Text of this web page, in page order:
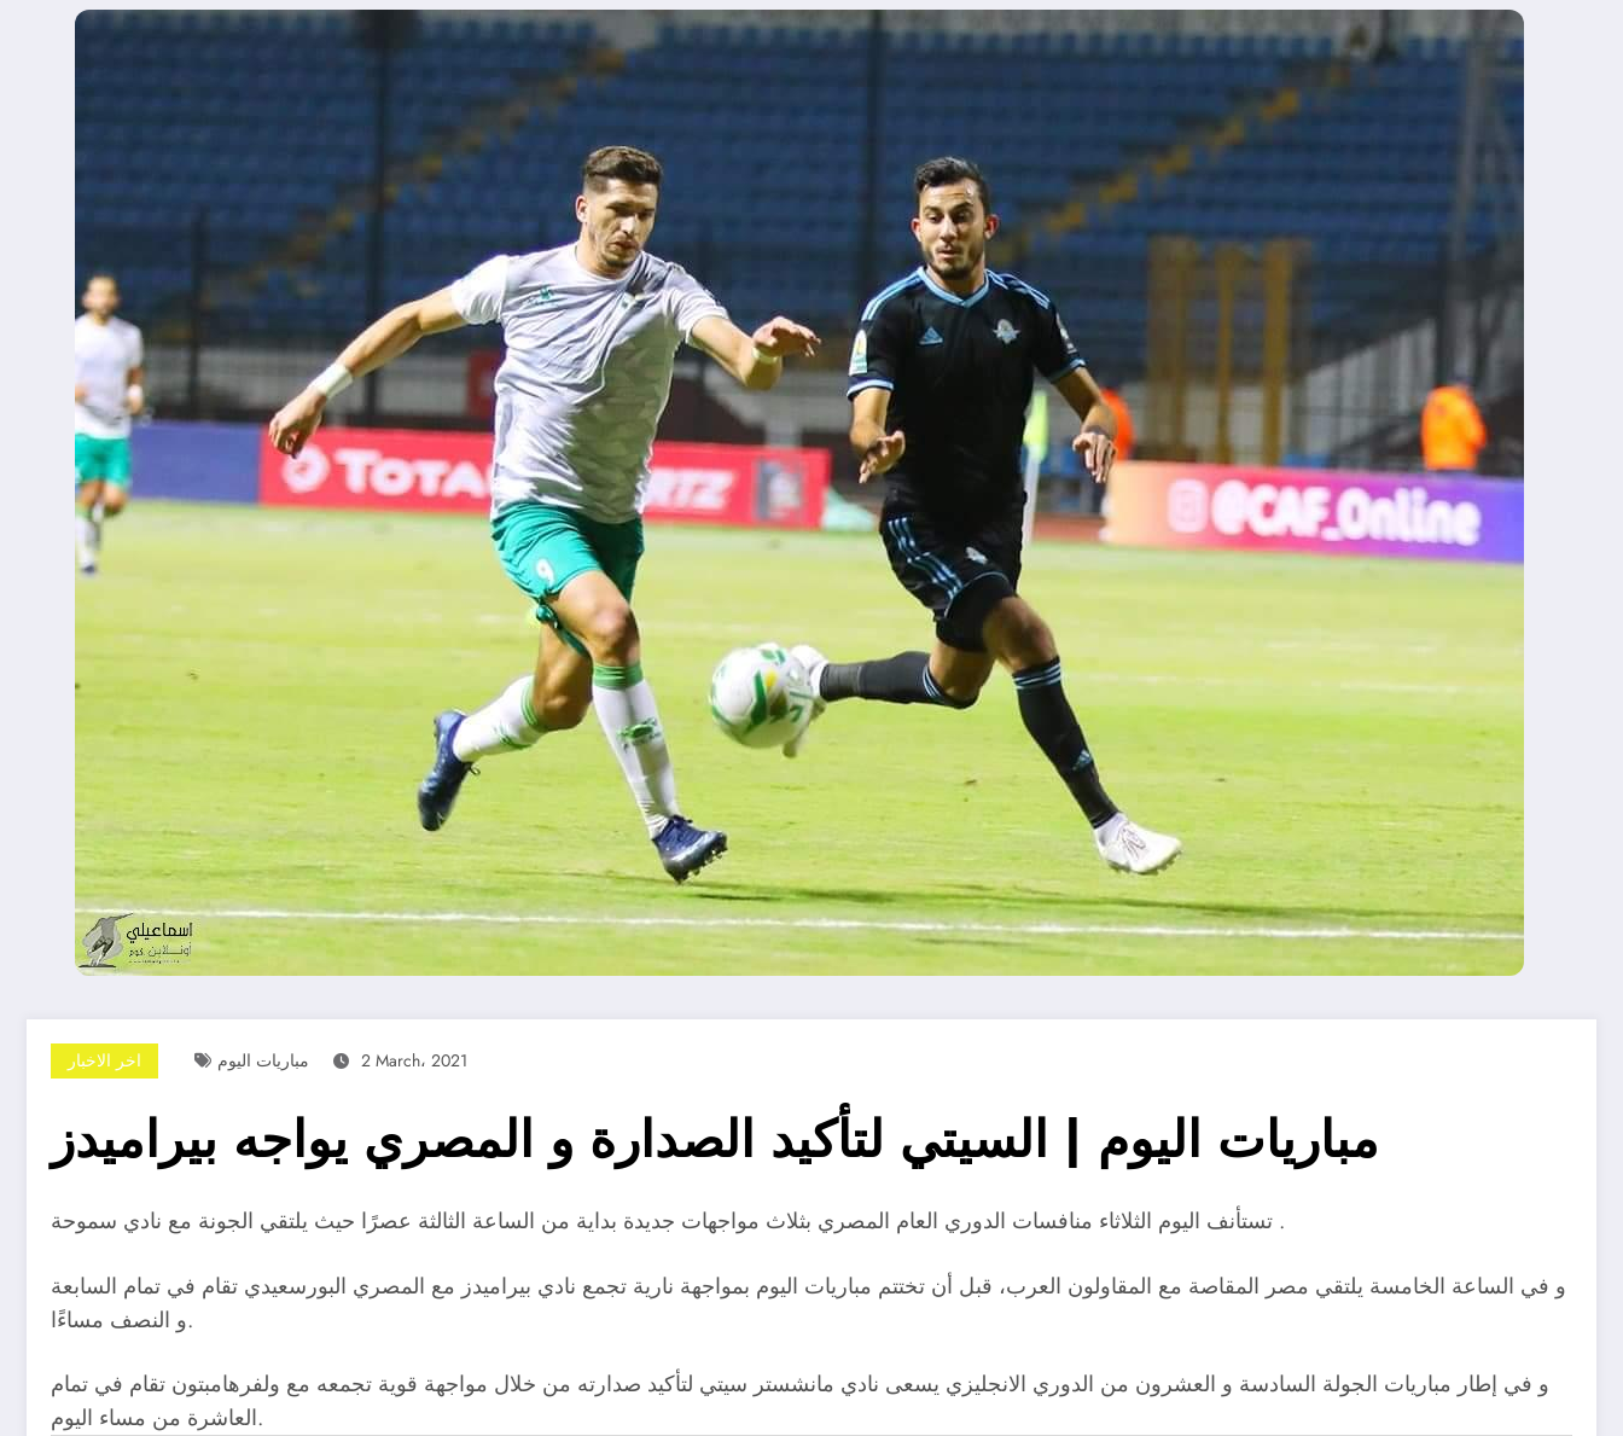
اخر الاخبار مباريات اليوم 2 March، 2021
مباريات اليوم | السيتي لتأكيد الصدارة و المصري يواجه بيراميدز
تستأنف اليوم الثلاثاء منافسات الدوري العام المصري بثلاث مواجهات جديدة بداية من الساعة الثالثة عصرًا حيث يلتقي الجونة مع نادي سموحة .
و في الساعة الخامسة يلتقي مصر المقاصة مع المقاولون العرب، قبل أن تختتم مباريات اليوم بمواجهة نارية تجمع نادي بيراميدز مع المصري البورسعيدي تقام في تمام السابعة
و النصف مساءًا.
و في إطار مباريات الجولة السادسة و العشرون من الدوري الانجليزي يسعى نادي مانشستر سيتي لتأكيد صدارته من خلال مواجهة قوية تجمعه مع ولفرهامبتون تقام في تمام
العاشرة من مساء اليوم.